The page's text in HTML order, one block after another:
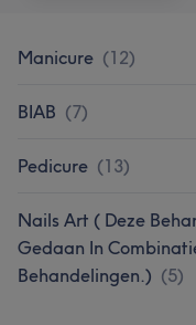
Manicure (12)
BIAB (7)
Pedicure (13)
Nails Art ( Deze
Gedaan In
Behandelingen.) (5)